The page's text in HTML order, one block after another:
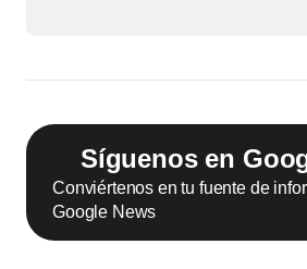
Síguenos en
Conviértenos en tu fuente de
Google News